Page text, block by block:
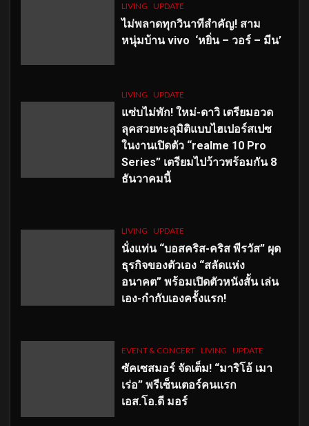
LIVING UPDATE
ไม่พลาดทุกวินาทีสำคัญ! สาม
หนุ่มบ้าน vivo ‘หยิ่น – วอร์ – มีน’
LIVING UPDATE
แซ่บไม่พัก! ใหม่-ดาวิ เตรียมอวด
ลุคสวยทะลุมิติแบบไฮเปอร์สเปซ
ในงานเปิดตัว “realme 10 Pro
Series” เตรียมไปว้าวพร้อมกัน 8
ธันวาคมนี้
LIVING UPDATE
นั่งแท่น “บอสคริส-คริส พีรวัส” ผุด
ธุรกิจของตัวเอง “สลัดแห่ง
อนาคต” พร้อมเปิดตัวหนังสั้น เล่น
เอง-กำกับเองครั้งแรก!
EVENT & CONCERT LIVING UPDATE
ซัคเซสมอร์ จัดเต็ม! “มาริโอ้ เมา
เร่อ” พรีเซ็นเตอร์คนแรก
เอส.โอ.ดี มอร์